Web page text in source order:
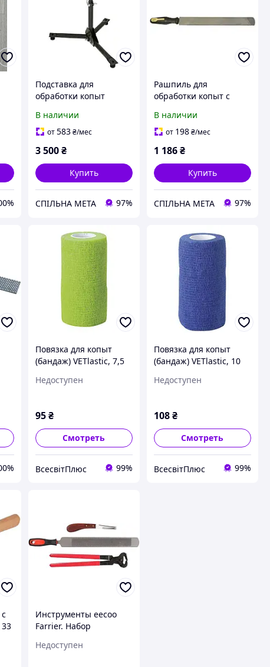
Подставка для
обработки копыт
В наличии
от583 ₴/мес
3 500 ₴
Купить
СПІЛЬНА МЕТА 97%
Рашпиль для
обработки копыт с
В наличии
от 198₴/мес
1 186₴
Купить
СПІЛЬНА МЕТА 97%
Повязка для копыт
(бандаж) VETlastic, 7,5
Недоступен
95 ₴
Смотреть
ВсесвітПлюс 99%
Повязка для копыт
(бандаж) VETlastic, 10
Недоступен
108₴
Смотреть
ВсесвітПлюс 99%
Инструменты eecoo
Farrier. Набор
лошадей,
Недоступен